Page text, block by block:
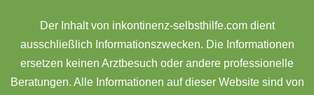
Der Inhalt von inkontinenz-selbsthilfe.com dient
ausschließlich Informationszwecken. Die Informationen
ersetzen keinen Arztbesuch oder andere professionelle
Beratungen. Alle Informationen auf dieser Website sind von